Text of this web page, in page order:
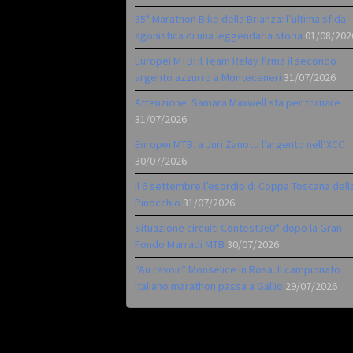
35ª Marathon Bike della Brianza: l’ultima sfida
agonistica di una leggendaria storia 01/08/
Europei MTB: il Team Relay firma il secondo
argento azzurro a Monteceneri 31/07/2026
Attenzione: Samara Maxwell sta per tornare
31/07/2026
Europei MTB: a Juri Zanotti l’argento nell’XCC
30/07/2026
Il 6 settembre l’esordio di Coppa Toscana
Pinocchio 31/07/2026
Situazione circuiti Contest360° dopo la Gran
Fondo Marradi MTB 30/07/2026
“Au revoir” Monselice in Rosa. Il campionato
italiano marathon passa a Gallio 29/07/2026